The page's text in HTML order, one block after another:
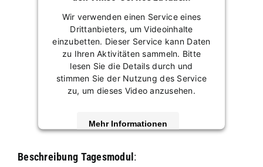
Wir verwenden einen Service eines
Drittanbieters, um Videoinhalte
einzubetten. Dieser Service kann Daten
zu Ihren Aktivitäten sammeln. Bitte
lesen Sie die Details durch und
stimmen Sie der Nutzung des Service
zu, um dieses Video anzusehen.
Mehr Informationen
Akzeptieren
Beschreibung Tagesmodul :